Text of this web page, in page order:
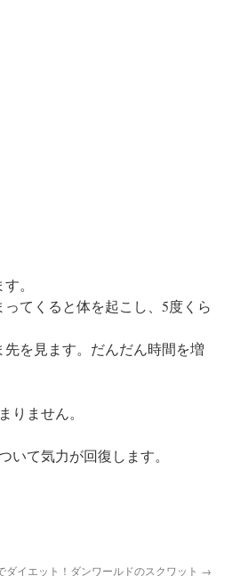
。
てくると体を起こし、5度くら
を見ます。だんだん時間を増
りません。
て気力が回復します。
ダイエット！ダンワールドのスクワット →